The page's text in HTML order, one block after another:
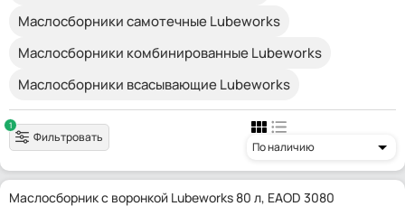
Маслосборники самотечные Lubeworks
Маслосборники комбинированные Lubeworks
Маслосборники всасывающие Lubeworks
1
Фильтровать
По наличию
Маслосборник с воронкой Lubeworks 80 л, EAOD 3080